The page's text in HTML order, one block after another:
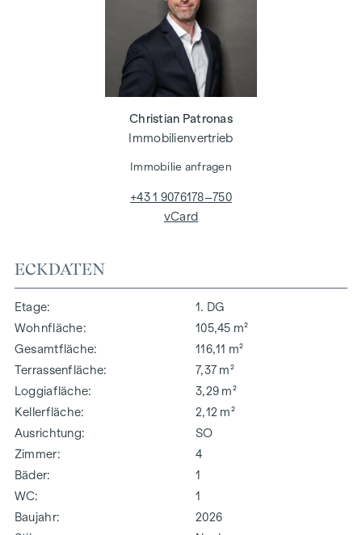
ECKDATEN
Etage
1. DG
Wohnfläche
105,45 m²
Gesamtfläche
116,11 m²
Terrassenfläche
7,37 m²
Loggiafläche
3,29 m²
Kellerfläche
2,12 m²
Ausrichtung
SO
Zimmer
4
Bäder
1
WC
1
Baujahr
2026
Christian Patronas
Immobilienvertrieb
Immobilie anfragen
+43 1 9076178–750
vCard